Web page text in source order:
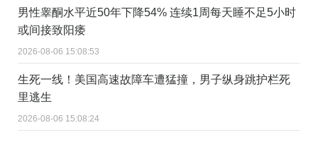
男性睾酮水平近50年下降54% 连续1周每天睡不足5小时
或间接致阳痿
2026-08-06 15:08:53
生死一线！美国高速故障车遭猛撞，男子纵身跳护栏死
里逃生
2026-08-06 15:08:24